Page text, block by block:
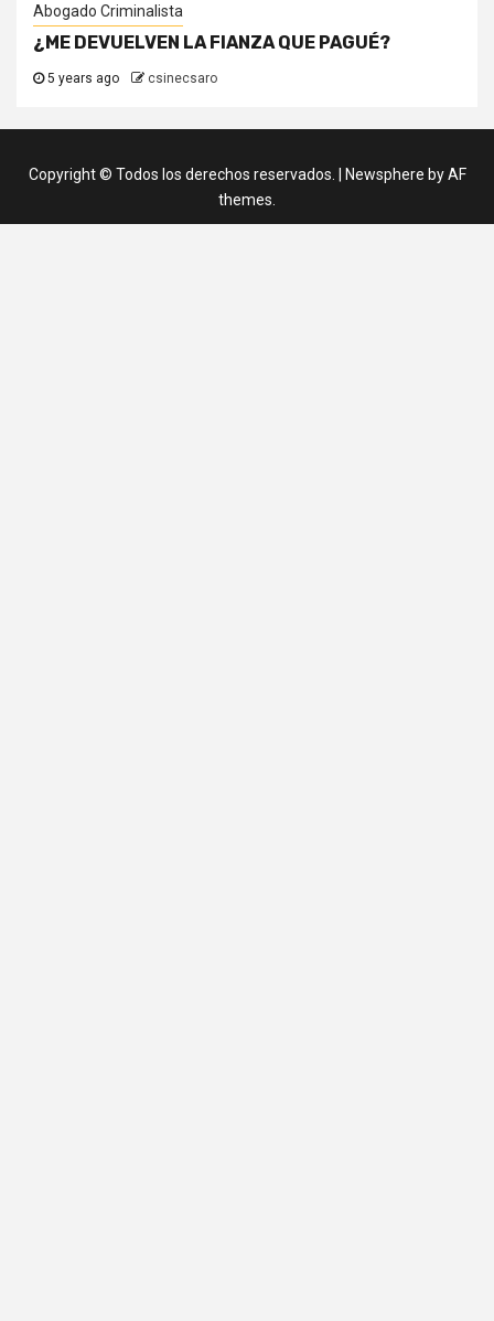
Abogado Criminalista
¿ME DEVUELVEN LA FIANZA QUE PAGUÉ?
5 years ago csinecsaro
Copyright © Todos los derechos reservados. Newsphere by AF
themes.